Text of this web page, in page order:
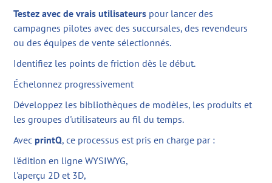
Testez avec de vrais utilisateurs pour lancer des
campagnes pilotes avec des succursales, des revendeurs
ou des équipes de vente sélectionnés.
Identifiez les points de friction dès le début.
Échelonnez progressivement
Développez les bibliothèques de modèles, les produits et
les groupes d'utilisateurs au fil du temps.
Avec printQ, ce processus est pris en charge par :
l'édition en ligne WYSIWYG,
l'aperçu 2D et 3D,